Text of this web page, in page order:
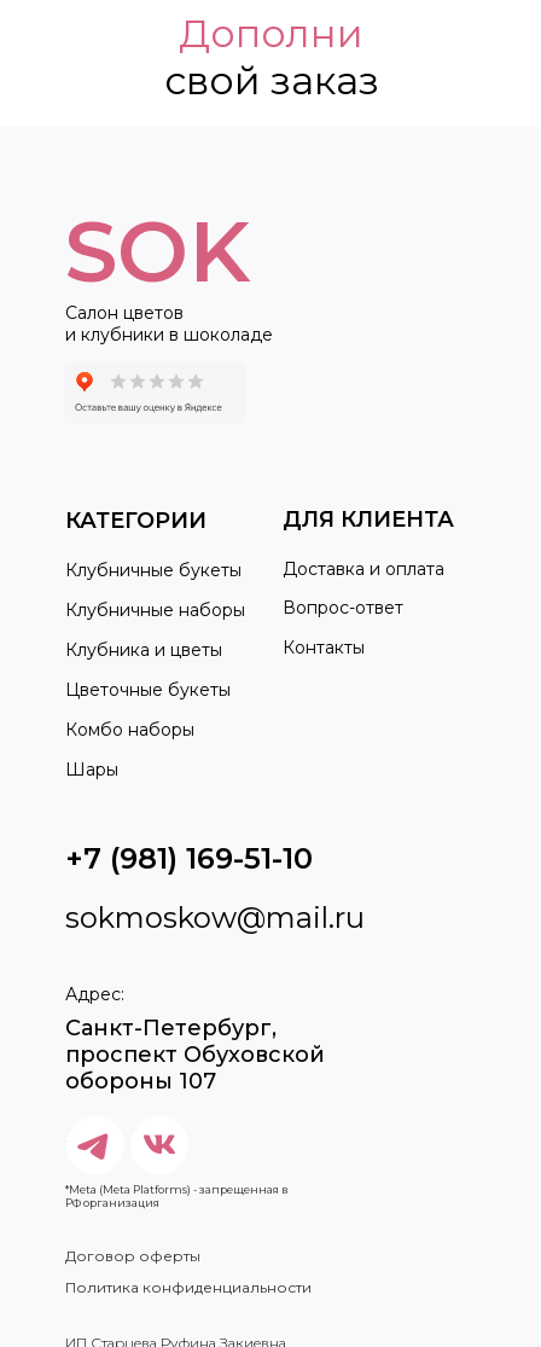
Дополни
свой заказ
Салон цветов
и клубники в шоколаде
КАТЕГОРИИ ДЛЯ КЛИЕНТА
Клубничные букеты
Доставка и оплата
Вопрос-ответ
Контакты
Клубничные наборы
Клубника и цветы
Цветочные букеты
Комбо наборы
Шары
ИП Старцева Руфина Закиевна
Политика конфиденциальности
Договор оферты
SOK
+7 (981) 169-51-10
sokmoskow@mail.ru
Адрес:
Санкт-Петербург,
проспект Обуховской
обороны 107
*Meta (Meta Platforms) - запрещенная в
РФ организация